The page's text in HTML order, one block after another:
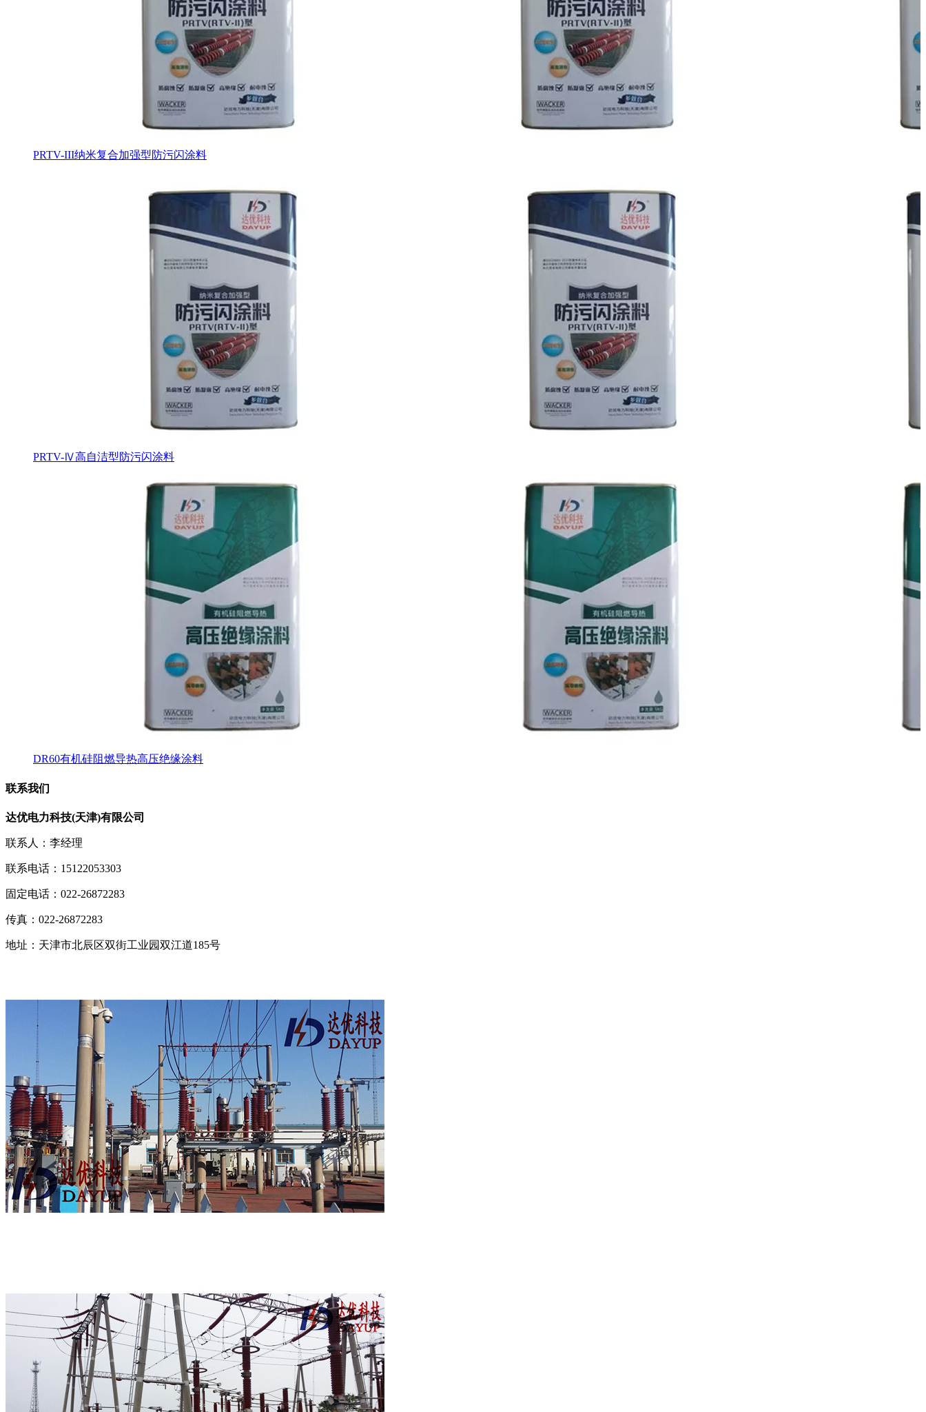
PRTV-III纳米复合加强型防污闪涂料
PRTV-Ⅳ高自洁型防污闪涂料
DR60有机硅阻燃导热高压绝缘涂料
联系我们
达优电力科技(天津)有限公司
联系人：李经理
联系电话：15122053303
固定电话：022-26872283
传真：022-26872283
地址：天津市北辰区双街工业园双江道185号